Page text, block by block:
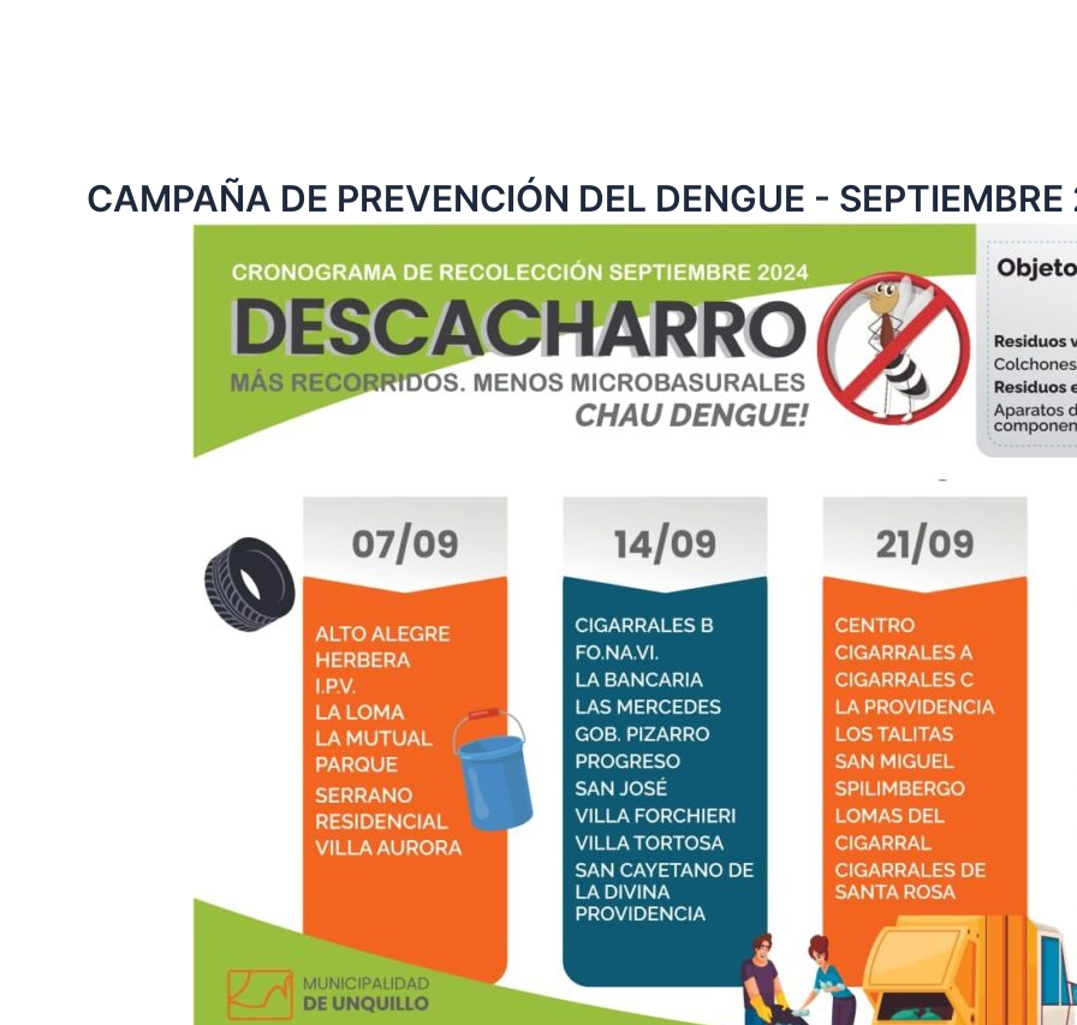
CAMPAÑA DE PREVENCIÓN DEL DENGUE -